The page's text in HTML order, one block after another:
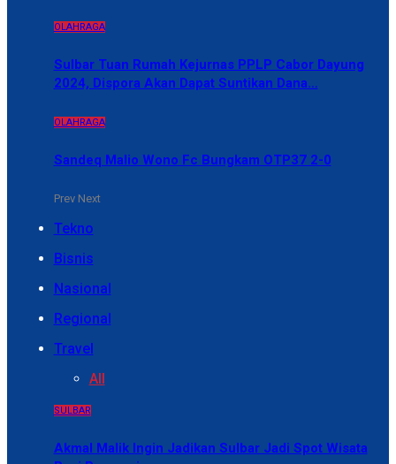
OLAHRAGA
Sulbar Tuan Rumah Kejurnas PPLP Cabor Dayung
2024, Dispora Akan Dapat Suntikan Dana…
OLAHRAGA
Sandeq Malio Wono Fc Bungkam OTP37 2-0
Prev Next
Tekno
Bisnis
Nasional
Regional
Travel
All
SULBAR
Akmal Malik Ingin Jadikan Sulbar Jadi Spot Wisata